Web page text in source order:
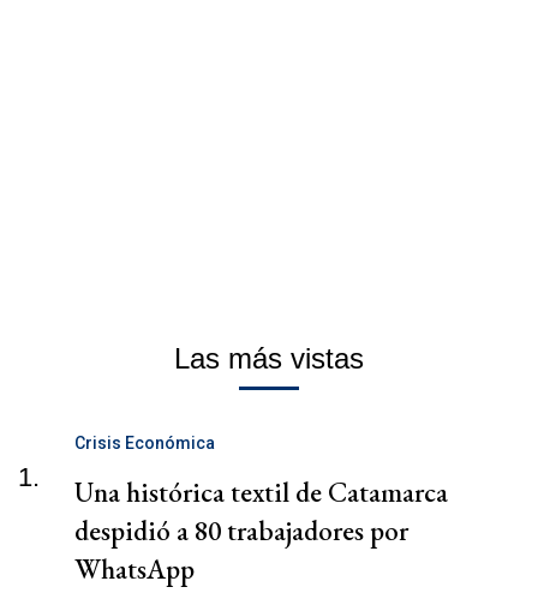
Las más vistas
1.
Crisis Económica
Una histórica textil de Catamarca
despidió a 80 trabajadores por
WhatsApp